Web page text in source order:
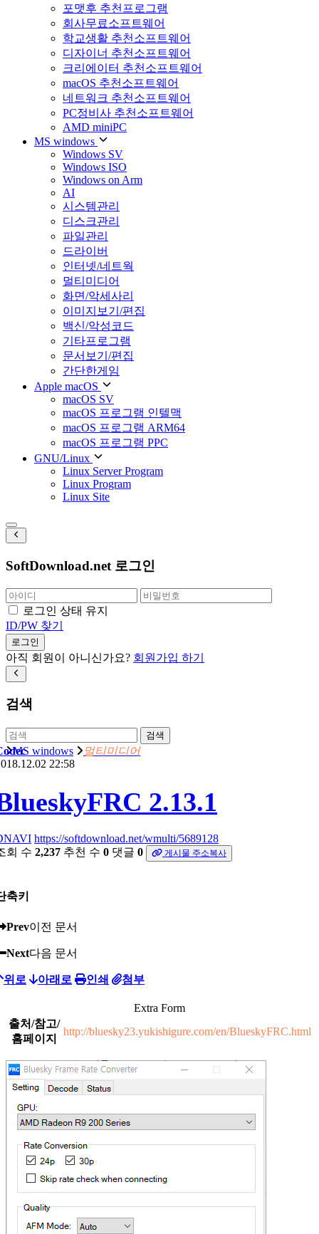
포맷후 추천프로그램
회사무료소프트웨어
학교생활 추천소프트웨어
디자이너 추천소프트웨어
크리에이터 추천소프트웨어
macOS 추천소프트웨어
네트워크 추천소프트웨어
PC정비사 추천소프트웨어
AMD miniPC
MS windows
Windows SV
Windows ISO
Windows on Arm
AI
시스템관리
디스크관리
파일관리
드라이버
인터넷/네트웍
멀티미디어
화면/악세사리
이미지보기/편집
백신/악성코드
기타프로그램
문서보기/편집
간단한게임
Apple macOS
macOS SV
macOS 프로그램 인텔맥
macOS 프로그램 ARM64
macOS 프로그램 PPC
GNU/Linux
Linux Server Program
Linux Program
Linux Site
SoftDownload.net 로그인
로그인 상태 유지
ID/PW 찾기
로그인
아직 회원이 아니신가요? 회원가입 하기
검색
검색
MS windows 멀티미디어
22:58
2.13.1
https://softdownload.net/wmulti/5689128
회 수 2,237 추천 수 0 댓글 0 게시물 주소복사
축키
Prev이전 문서
Next다음 문서
위로 아래로 인쇄 첨부
Extra Form
출처/참고/
홈페이지
http://bluesky23.yukishigure.com/en/BlueskyFRC.html